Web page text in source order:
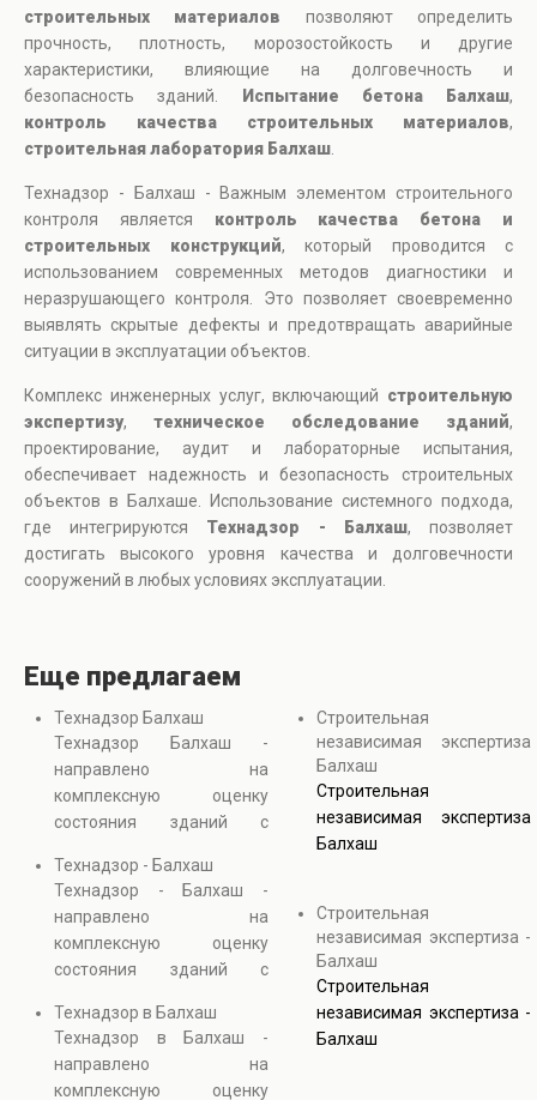
строительных материалов позволяют определить
прочность, плотность, морозостойкость и другие
характеристики, влияющие на долговечность и
безопасность зданий.
Испытание бетона Балхаш,
контроль качества строительных материалов,
строительная лаборатория Балхаш
Технадзор - Балхаш - Важным элементом строительного
контроля является контроль качества бетона и
строительных конструкций, который проводится с
использованием современных методов диагностики и
неразрушающего контроля. Это позволяет своевременно
выявлять скрытые дефекты и предотвращать аварийные
ситуации в эксплуатации объектов.
Комплекс инженерных услуг, включающий строительную
экспертизу, техническое обследование зданий,
проектирование, аудит и лабораторные испытания,
обеспечивает надежность и безопасность строительных
объектов в Балхаше. Использование системного подхода,
где интегрируются Технадзор - Балхаш, позволяет
достигать высокого уровня качества и долговечности
сооружений в любых условиях эксплуатации.
Еще предлагаем
Технадзор Балхаш
Технадзор Балхаш -
направлено на
комплексную оценку
состояния зданий с
визуальных и
инструментальных
методов контроля. В
процессе выполняется
оценка технического
состояния зданий,
выявляются скрытые
дефекты и анализируется
прочность конструкций.
Технадзор - Балхаш
Технадзор - Балхаш -
направлено на
комплексную оценку
состояния зданий с
визуальных и
инструментальных
методов контроля. В
Технадзор в Балхаш
Технадзор в Балхаш -
направлено на
комплексную оценку
Строительная
независимая экспертиза
Балхаш
Строительная
независимая экспертиза
Балхаш
Строительная
независимая экспертиза -
Балхаш
Строительная
независимая экспертиза -
Балхаш